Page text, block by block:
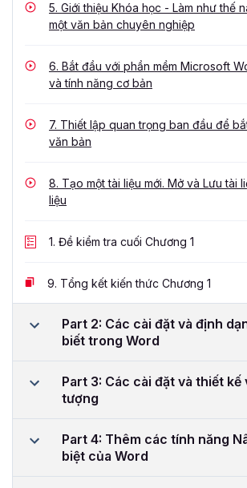
5. Giới thiệu Khóa học - Làm như thế
một văn bản chuyên nghiệp
6. Bắt đầu với phần mềm Microsoft
và tính năng cơ bản
7. Thiết lập quan trọng ban đầu để
văn bản
8. Tạo một tài liệu mới. Mở và Lưu tài
liệu
1. Đề kiểm tra cuối Chương 1
9. Tổng kết kiến thức Chương 1
Part 2: Các cài đặt và định
biết trong Word
Part 3: Các cài đặt và thiết kế
tượng
Part 4: Thêm các tính năng
biệt của Word